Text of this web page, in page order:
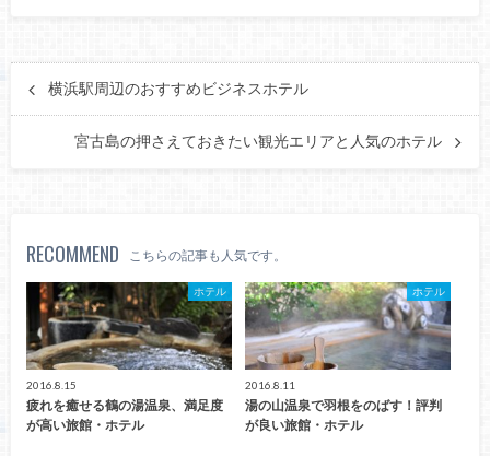
横浜駅周辺のおすすめビジネスホテル
宮古島の押さえておきたい観光エリアと人気のホテル
RECOMMEND こちらの記事も人気です。
ホテル
2016.8.15
疲れを癒せる鶴の湯温泉、満足度
が高い旅館・ホテル
ホテル
2016.8.11
湯の山温泉で羽根をのばす！評判
が良い旅館・ホテル